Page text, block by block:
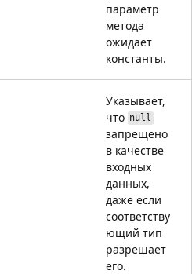
параметр
метода
ожидает
константы.
Указывает,
что null
запрещено
в качестве
входных
данных,
даже если
соответству
ющий тип
разрешает
его.